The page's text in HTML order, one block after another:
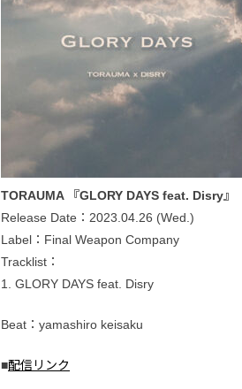
TORAUMA 『GLORY DAYS feat. Disry』
Release Date：2023.04.26 (Wed.)
Label：Final Weapon Company
Tracklist：
1. GLORY DAYS feat. Disry
Beat：yamashiro keisaku
■配信リンク